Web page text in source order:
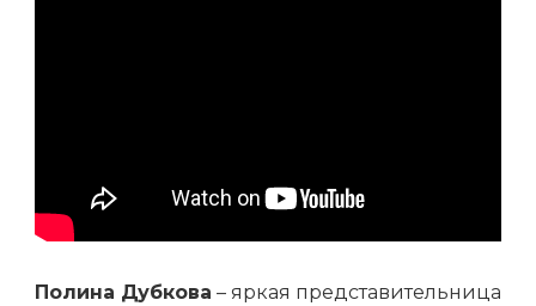
Полина Дубкова – яркая представительница